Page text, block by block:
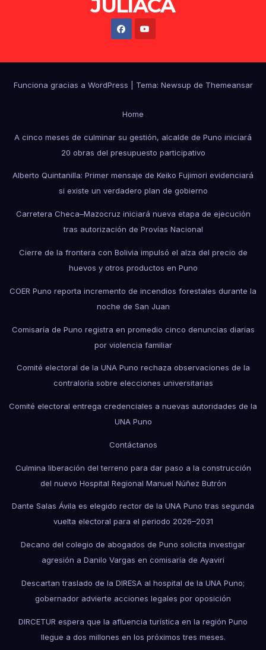
JULIACA
Funciona gracias a WordPress Tema: Newsup de Themeansar
Home
A cinco meses de culminar su gestión, alcalde de Puno iniciará
20 obras del presupuesto participativo
Alberto Quintanilla: Primer mensaje de Keiko Fujimori evidenciará
si existe un verdadero plan de gobierno
Carretera Checa–Mazocruz iniciará nueva etapa de ejecución
tras autorización de Provías Nacional
Cierre de la frontera con Bolivia impulsó el alza del precio de
huevos y otros productos en Puno
COER Puno reporta incremento de incendios forestales durante la
noche de San Juan
Comisaría de Puno registra en promedio cinco denuncias diarias
por violencia familiar
Comité electoral de la UNA Puno rechaza observaciones de la
contraloría sobre elecciones universitarias
Comité electoral entrega credenciales a nuevas autoridades de la
UNA Puno
Contáctanos
Culmina liberación del terreno para dar paso a la construcción
del nuevo Hospital Regional Manuel Núñez Butrón
Dante Salas Ávila es elegido rector de la UNA Puno tras segunda
vuelta electoral para el periodo 2026–2031
Decano del colegio de abogados de Puno solicita investigar
agresión a Danilo Vargas en comisaría de Ayaviri
Descartan traslado de la DIRESA al hospital de la UNA Puno;
gobernador advierte acciones legales por oposición
DIRCETUR espera que la afluencia turística en la región Puno
llegue a dos millones en los próximos tres meses.